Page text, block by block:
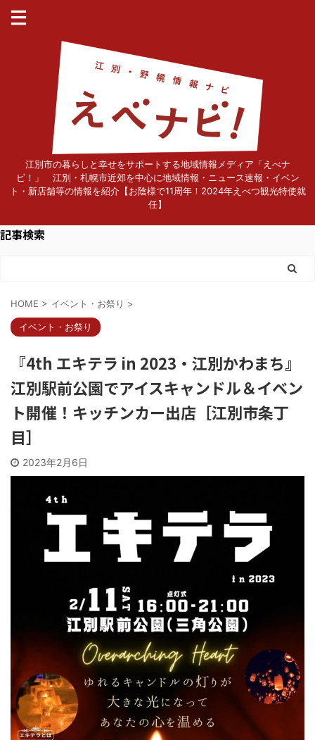
江別市の暮らしと幸せをサポートする地域情報メディア「えべナ
ビ！」 江別・札幌市近郊を中心に地域情報・ニュース速報・イベン
ト・新店舗等の情報を紹介【お陰様で11周年！2024年えべつ観光特使就
任】
記事検索
HOME > イベント・お祭り >
イベント・お祭り
『4th エキテラ in 2023・江別かわまち』
江別駅前公園でアイスキャンドル＆イベン
ト開催！キッチンカー出店［江別市条丁
目］
2023年2月6日